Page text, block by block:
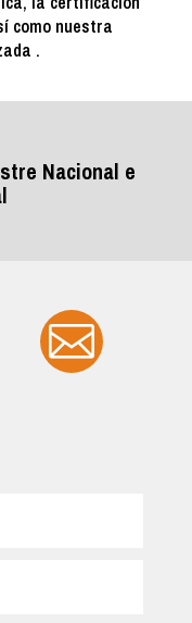
como nuestra
.
Nacional e
